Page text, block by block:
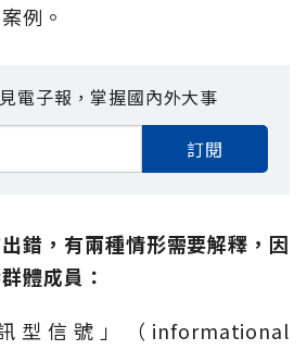
例。
電子報，掌握國內外大事
訂閱
錯，有兩種情形需要解釋，因
體成員：
型信號」（informational